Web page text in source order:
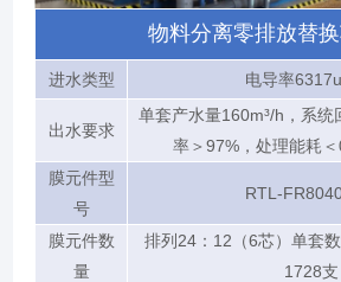
物料分离零排放替
进水类型 电导率
出水要求
单套产水量160m³/h，系统
率＞97%，处理能耗＜
膜元件型
号
RTL-
膜元件数
量
排列24：12（6芯）单套
1728支